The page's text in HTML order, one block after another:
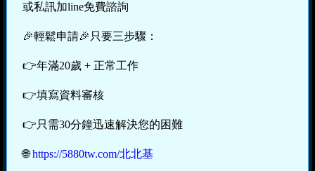
或私訊加line免費諮詢
🎉輕鬆申請🎉只要三步驟：
👉年滿20歲 + 正常工作
👉填寫資料審核
👉只需30分鐘迅速解決您的困難
🌐https://5880tw.com/北北基